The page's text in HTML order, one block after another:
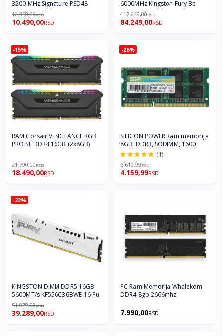
3200 MHz Signature PSD48
12.350,00RSD
10.490,00RSD
6000MHz Kingston Fury Be
117.949,00RSD
84.249,00RSD
-15%
RAM Corsair VENGEANCE RGB
PRO SL DDR4 16GB (2x8GB)
21.790,00RSD
18.490,00RSD
-26%
SILICON POWER Ram memorija
8GB, DDR3, SODIMM, 1600
100.0%
(1)
5.619,99RSD
4.159,99RSD
-23%
KINGSTON DIMM DDR5 16GB
5600MT/s KF556C36BWE-16 Fu
51.079,00RSD
39.289,00RSD
PC Ram Memorija Whalekom
DDR4 8gb 2666mhz
7.990,00RSD